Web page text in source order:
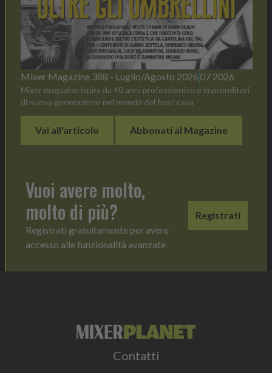
Mixer Magazine 388 - Luglio/Agosto 2026 07 2026
Mixer magazine ispira da 40 anni professionisti e imprenditori
di nuova generazione nel mondo del fuori casa
Vai all'articolo Abbonati al Magazine
Vuoi avere molto,
molto di più?
Registrati gratuitamente per avere
accesso alle funzionalità avanzate
Registrati
Contatti